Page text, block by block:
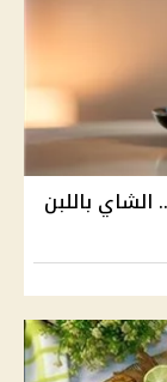
باللبن